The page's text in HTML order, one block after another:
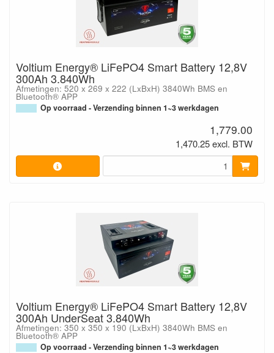
Voltium Energy® LiFePO4 Smart Battery 12,8V
300Ah 3.840Wh
Afmetingen: 520 x 269 x 222 (LxBxH) 3840Wh BMS en
Bluetooth® APP
Op voorraad - Verzending binnen 1~3 werkdagen
1,779.00
1,470.25 excl. BTW
Voltium Energy® LiFePO4 Smart Battery 12,8V
300Ah UnderSeat 3.840Wh
Afmetingen: 350 x 350 x 190 (LxBxH) 3840Wh BMS en
Bluetooth® APP
Op voorraad - Verzending binnen 1~3 werkdagen